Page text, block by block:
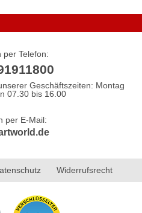
per Telefon:
Geschäftszeiten: Montag
07.30 bis 16.00
per E-Mail:
Widerrufsrecht